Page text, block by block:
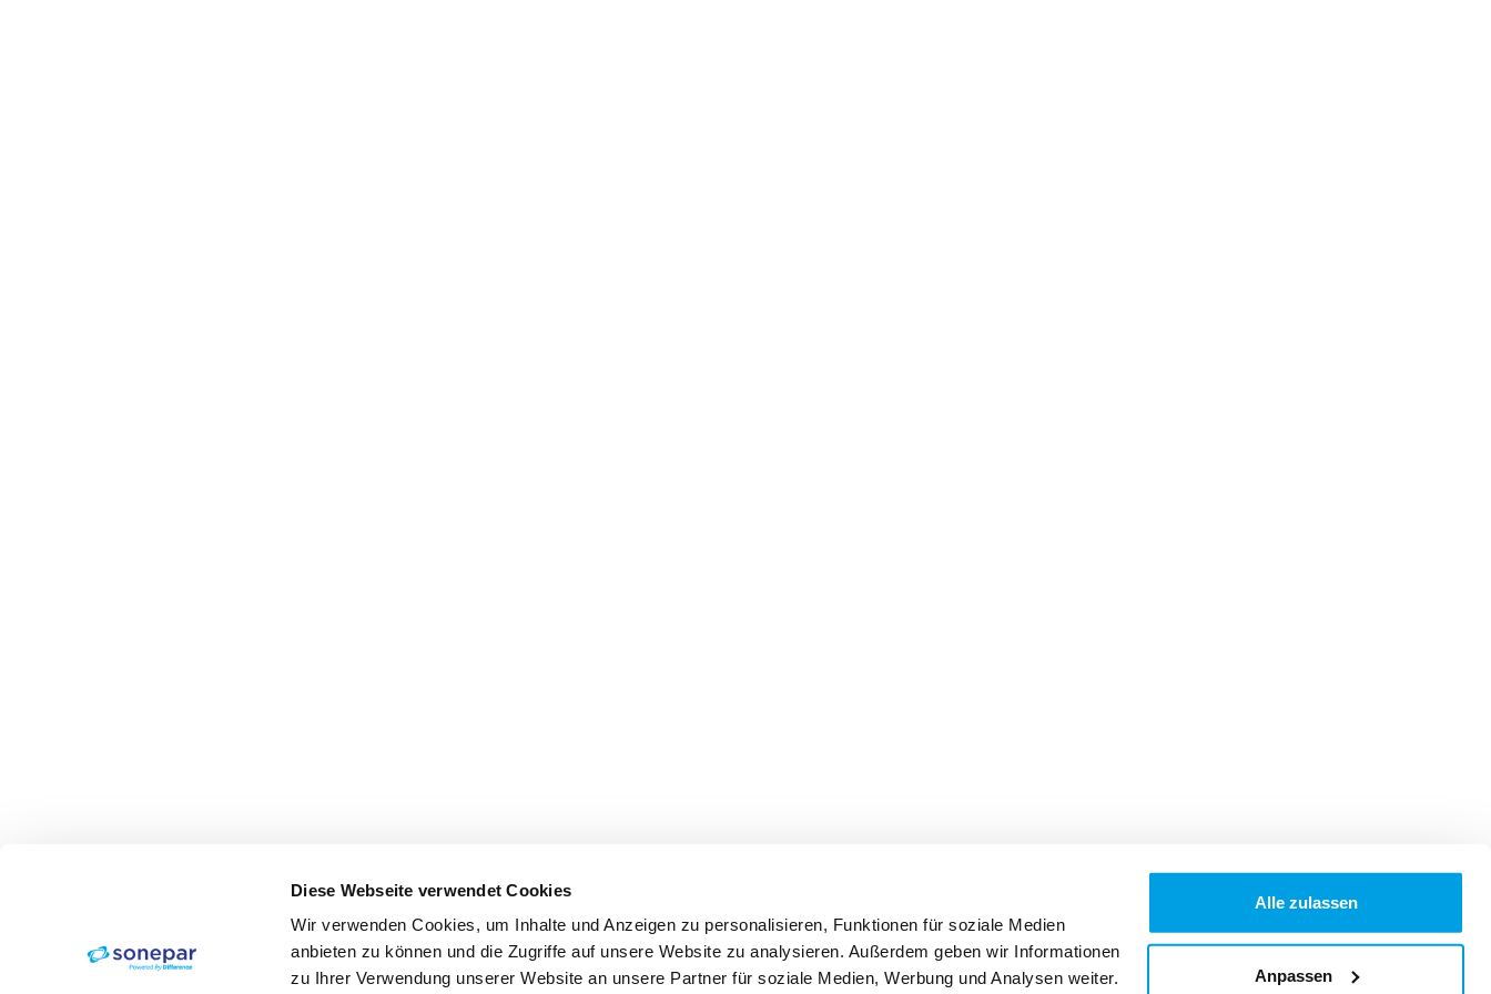
Diese Webseite verwendet Cookies
Wir verwenden Cookies, um Inhalte und Anzeigen zu personalisieren, Funktionen für soziale Medien
anbieten zu können und die Zugriffe auf unsere Website zu analysieren. Außerdem geben wir Informationen
zu Ihrer Verwendung unserer Website an unsere Partner für soziale Medien, Werbung und Analysen weiter.
Alle zulassen
Anpassen